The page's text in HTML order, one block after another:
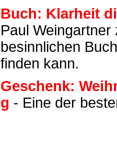
Buch: Klarheit
Paul
besinnlichen
finden kann.
Geschenk:
g - Eine der